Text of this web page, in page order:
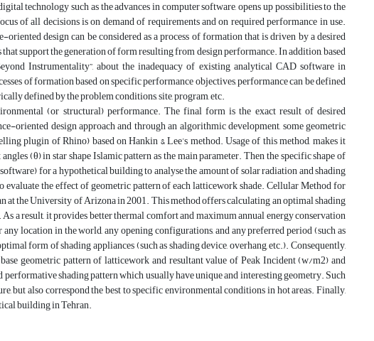
technology such as the advances in computer software, opens up possibilities to the
of all decisions is on demand of requirements and on required performance in use.
design can be considered as a process of formation that is driven by a desired
support the generation of form resulting from design performance. In addition, based
Instrumentality”, about the inadequacy of existing analytical CAD software in
of formation based on specific performance objectives, performance can be defined
defined by the problem conditions, site, program, etc.
(or structural) performance. The final form is the exact result of desired
oriented design approach and through an algorithmic development, some geometric
plugin of Rhino) based on Hankin & Lee’s method. Usage of this method, makes it
(θ) in star shape Islamic pattern as the main parameter. Then the specific shape of
for a hypothetical building to analyse the amount of solar radiation and shading
the effect of geometric pattern of each latticework shade. Cellular Method for
the University of Arizona in 2001. This method offers calculating an optimal shading
a result, it provides better thermal comfort and maximum annual energy conservation
location in the world, any opening configurations, and any preferred period (such as
form of shading appliances (such as shading device, overhang, etc.). Consequently,
geometric pattern of latticework and resultant value of Peak Incident (w/m2) and
shading pattern which usually have unique and interesting geometry. Such
also correspond the best to specific environmental conditions in hot areas. Finally,
building in Tehran.